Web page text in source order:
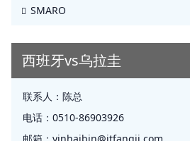
SMARO
西班牙vs乌拉圭
联系人： 陈总
电话： 0510-86903926